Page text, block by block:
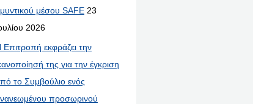
μέσου SAFE 23
2026
Επιτροπή εκφράζει την
της για την έγκριση
το Συμβούλιο ενός
προσωρινού